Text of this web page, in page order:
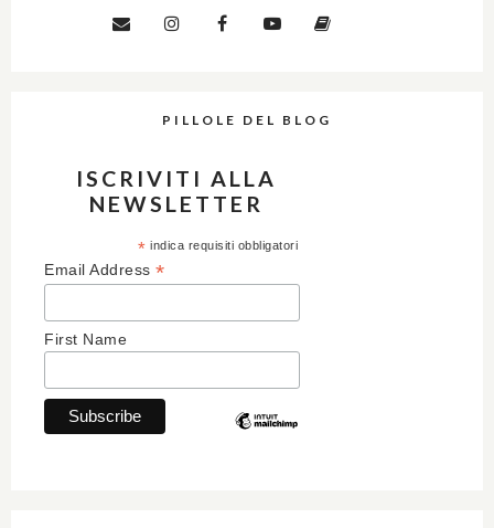
PILLOLE DEL BLOG
ISCRIVITI ALLA
NEWSLETTER
* indica requisiti obbligatori
Email Address *
First Name